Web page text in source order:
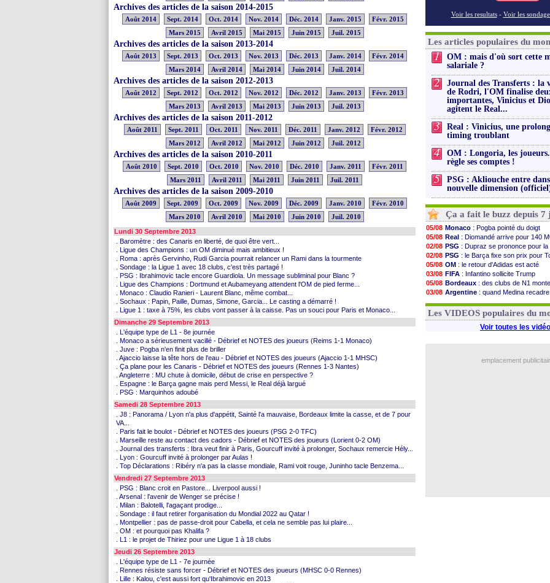
Archives des articles de la saison 2014-2015
Août 2014 Sept. 2014 Oct. 2014 Nov. 2014 Déc. 2014 Janv. 2015
Févr. 2015
Mars 2015
Avril 2015 Mai 2015 Juin 2015 Juil. 2015
Archives des articles de la saison 2013-2014
Août 2013 Sept. 2013 Oct. 2013 Nov. 2013 Déc. 2013 Janv. 2014
Févr. 2014
Mars 2014
Avril 2014 Mai 2014 Juin 2014 Juil. 2014
Archives des articles de la saison 2012-2013
Août 2012 Sept. 2012 Oct. 2012 Nov. 2012 Déc. 2012 Janv. 2013
Févr. 2013
Mars 2013
Avril 2013 Mai 2013 Juin 2013 Juil. 2013
Archives des articles de la saison 2011-2012
Août 2011 Sept. 2011 Oct. 2011 Nov. 2011 Déc. 2011 Janv. 2012
Févr. 2012
Mars 2012
Avril 2012 Mai 2012 Juin 2012 Juil. 2012
Archives des articles de la saison 2010-2011
Août 2010 Sept. 2010 Oct. 2010 Nov. 2010 Déc. 2010 Janv. 2011
Févr. 2011
Mars 2011
Avril 2011 Mai 2011 Juin 2011 Juil. 2011
Archives des articles de la saison 2009-2010
Août 2009 Sept. 2009 Oct. 2009 Nov. 2009 Déc. 2009 Janv. 2010
Févr. 2010
Mars 2010
Avril 2010 Mai 2010 Juin 2010
Juil. 2010
Lundi 30 Septembre 2013
. Baromètre : des Canaris en liberté, de quoi être vert...
. Ligue des Champions : un OM diminué mais ambitieux !
. Roma : après Gervinho, Rudi Garcia pourrait relancer un Rami dans la tourmente
. Sondage : la Ligue 1 avec 18 clubs, c'est très partagé !
. PSG : Ibrahimovic tacle encore Guardiola. Un message subliminal pour Blanc ?
. Ligue des Champions : Dortmund et Aubameyang attendent l'OM de pied ferme...
. Monaco : Claudio Ranieri - Laurent Blanc, même combat...
. Sochaux : Papin, Paille, Dumas, Simone, Garcia... Le casting a démarré !
. Ligue 1 : taxe à 75%, les clubs vont passer à la caisse. Pas un souci pour Paris et Monaco...
Dimanche 29 Septembre 2013
. L'équipe type de L1 - 8e journée
. Monaco a sérieusement vacillé - Débrief et NOTES des joueurs (Reims 1-1 Monaco)
. Juve : Pogba n'en finit plus de briller
. Ajaccio laisse la tête hors de l'eau - Débrief et NOTES des joueurs (Ajaccio 1-1 MHSC)
. Ça plane pour les Canaris - Débrief et NOTES des joueurs (Rennes 1-3 Nantes)
. Angleterre : MU chute à domicile, début de crise en perspective ?
. Espagne : le Barça gagne mais perd Messi, le Real déjà largué
. PSG : Marquinhos adoubé
Samedi 28 Septembre 2013
. J8 : Panorama / Lyon n'a plus d'appétit, Sainté l'a mauvaise, Bordeaux limite la casse, et de 7 pour
VA...
. Paris fait le boulot - Débrief et NOTES des joueurs (PSG 2-0 TFC)
. Marseille reste au contact des cadors - Débrief et NOTES des joueurs (Lorient 0-2 OM)
. Journal des transferts : Ibra veut finir à Paris, Gourcuff invité à prolonger, Sochaux remercie Hély...
. Lyon : Gourcuff invité à prolonger par Aulas !
. Top Déclarations : Ribéry n'a pas la classe mondiale, Rami voit rouge, Juninho tacle Benzema...
Vendredi 27 Septembre 2013
. PSG : Blanc croit en Pastore... Liverpool aussi !
. Arsenal : l'avenir de Wenger se précise !
. Milan : Balotelli, l'agaçant prodige...
. Sondage : il faut retirer l'organisation du Mondial 2022 au Qatar !
. Montpellier : pas de passe-droit pour Cabella, et cela ne semble pas lui plaire...
. OM : et pourquoi pas Khalifa ?
. L1 : le projet de Thiriez pour une Ligue 1 à 18 clubs
Jeudi 26 Septembre 2013
. L'équipe type de L1 - 7e journée
. Rennes résiste sans forcer - Débrief et NOTES des joueurs (MHSC 0-0 Rennes)
. Lille : Kalou, c'est aussi fort qu'Ibrahimovic en 2013
Voir les resultats - Voir les
Les articles populaires du
1
OM : mais d'où sort cette
salariale ?
2
Journal des Transferts : la
de Rodri, l'OM finalise
importantes, Vinicius et
agitent le Real...
3
Real : Vinicius, une
timing troublant
4
OM : Longoria, les
règle ses comptes !
5
PSG : Akliouche entre
nouvelle dimension
Ça a fait le buzz depuis 7
05/08 Monaco : Pogba pointé du doigt
05/08 Real : Diomandé arrive pour 140
02/08 PSG : Dupraz se prononce pour la
02/08 PSG : le Barça fixe son prix pour
05/08 OM : le retour d'Adidas est acté
03/08 FIFA : Infantino sollicite Trump
05/08 Bordeaux : des clubs de N1
03/08 Argentine : quand Medina
03/08 OM: Paixão attire un 2e club
Les VIDEOS populaires du
Voir toutes les
emplacement